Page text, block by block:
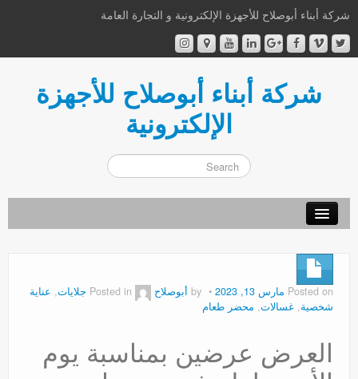
شركة أبناء أبوصلاح للأجهزة الإلكترونية و التجارة العامة
شركة أبناء أبوصلاح للأجهزة
الإلكترونية
من نحن
إتصل بنا
اشترك الآن
عروض
Posted on مارس 13, 2023 أبوصلاح Posted in جلايات, عناية
شخصية, غسالات, محضر طعام
العرض عرضين بمناسبة يوم